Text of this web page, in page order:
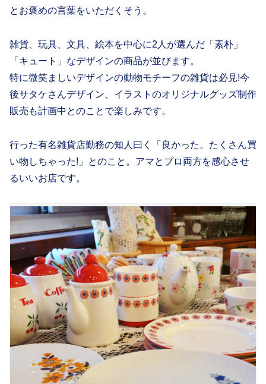
とお褒めの言葉をいただくそう。
雑貨、玩具、文具、絵本を中心に2人が選んだ「素朴」
「キュート」なデザインの商品が並びます。
特に微笑ましいデザインの動物モチーフの雑貨は必見!今
後サタケさんデザイン、イラストのオリジナルグッズ制作
販売も計画中とのことで楽しみです。
行った有名雑貨店勤務の知人曰く「良かった。たくさん買
い物しちゃった!」とのこと。アマとプロ両方を感心させ
るいいお店です。